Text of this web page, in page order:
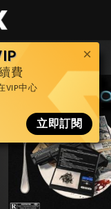
費
VIP中心
立即訂閱